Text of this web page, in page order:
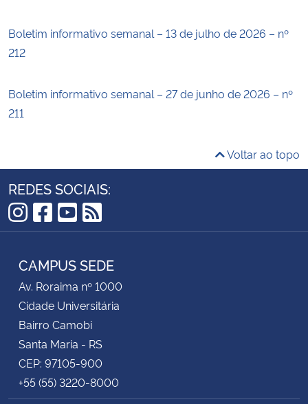
Boletim informativo semanal – 13 de julho de 2026 – nº
212
Boletim informativo semanal – 27 de junho de 2026 – nº
211
Voltar ao topo
REDES SOCIAIS:
Instagram
Facebook
YouTube
RSS
CAMPUS SEDE
Av. Roraima nº 1000
Cidade Universitária
Bairro Camobi
Santa Maria - RS
CEP: 97105-900
+55 (55) 3220-8000